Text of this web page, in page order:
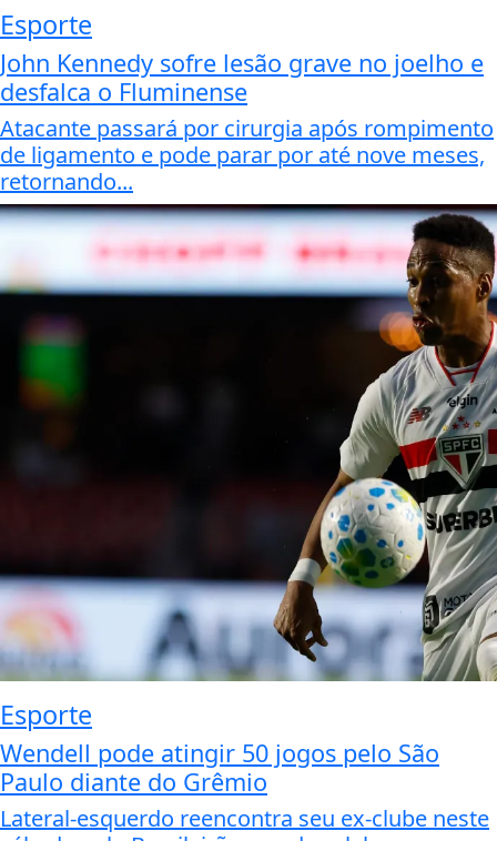
Esporte
John Kennedy sofre lesão grave no joelho e
desfalca o Fluminense
Atacante passará por cirurgia após rompimento
de ligamento e pode parar por até nove meses,
retornando...
Esporte
Wendell pode atingir 50 jogos pelo São
Paulo diante do Grêmio
Lateral-esquerdo reencontra seu ex-clube neste